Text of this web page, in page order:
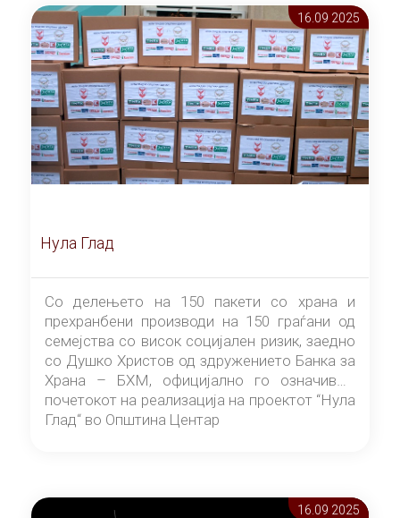
16.09 2025
Нула Глад
Со делењето на 150 пакети со храна и
прехранбени производи на 150 граѓани од
семејства со висок социјален ризик, заедно
со Душко Христов од здружението Банка за
Храна – БХМ, официјално го означивме
почетокот на реализација на проектот “Нула
Глад“ во Општина Центар
16.09 2025